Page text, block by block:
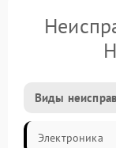
Виды
Электроника